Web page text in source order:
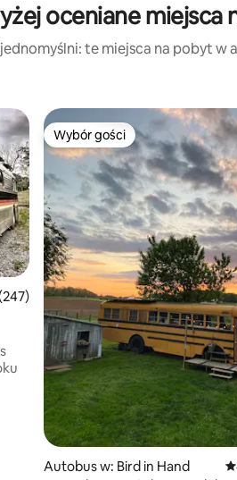
oceniane
te miejsca na pobyt
ocena: 4,99 na 5, liczba recenzji: 247
Wybór gości
Wybór gości
Autobus w: Bird in Hand